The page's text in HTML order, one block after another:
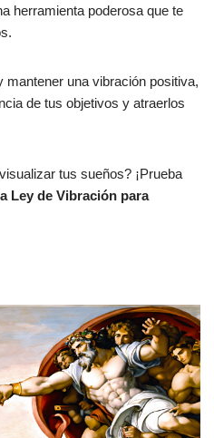
herramienta poderosa que te
mantener una vibración positiva,
de tus objetivos y atraerlos
tus sueños? ¡Prueba
Ley de Vibración para